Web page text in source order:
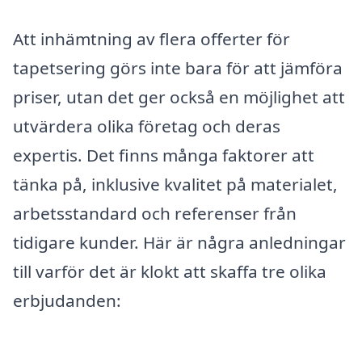
Att inhämtning av flera offerter för
tapetsering görs inte bara för att jämföra
priser, utan det ger också en möjlighet att
utvärdera olika företag och deras
expertis. Det finns många faktorer att
tänka på, inklusive kvalitet på materialet,
arbetsstandard och referenser från
tidigare kunder. Här är några anledningar
till varför det är klokt att skaffa tre olika
erbjudanden: